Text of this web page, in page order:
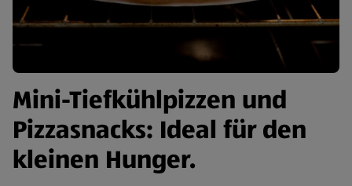
Mini-Tiefkühlpizzen und
Pizzasnacks: Ideal für den
kleinen Hunger.